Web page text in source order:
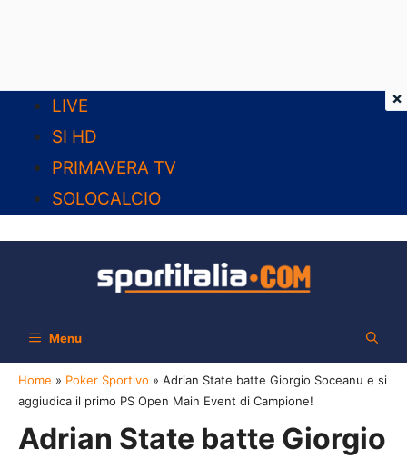
contenuto
LIVE
SI HD
PRIMAVERA TV
SOLOCALCIO
Menu
Home » Poker Sportivo » Adrian State batte Giorgio Soceanu e si
aggiudica il primo PS Open Main Event di Campione!
Adrian State batte Giorgio
×